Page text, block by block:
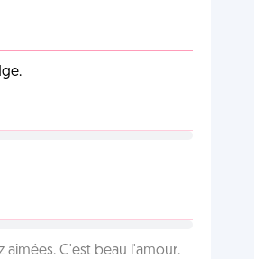
aimées. C'est beau l'amour.